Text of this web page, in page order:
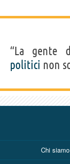
“La gente
politici non
Chi siamo